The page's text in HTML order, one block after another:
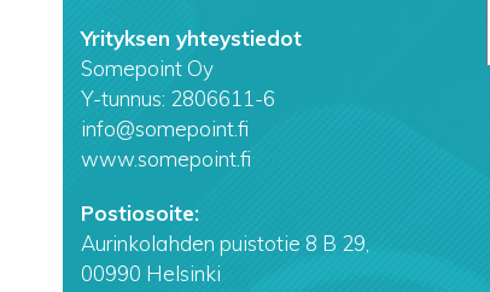
Yrityksen yhteystiedot
Somepoint Oy
Y-tunnus: 2806611-6
info@somepoint.fi
www.somepoint.fi
Postiosoite:
Aurinkolahden puistotie 8 B 29,
00990 Helsinki